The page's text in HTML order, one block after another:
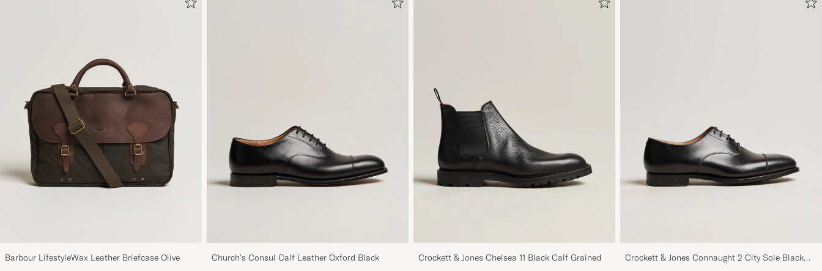
Barbour LifestyleWax Leather Briefcase Olive
Church's Consul Calf Leather Oxford Black
Crockett & Jones Chelsea 11 Black Calf Grained
Crockett & Jones Connaught 2 City Sole Black